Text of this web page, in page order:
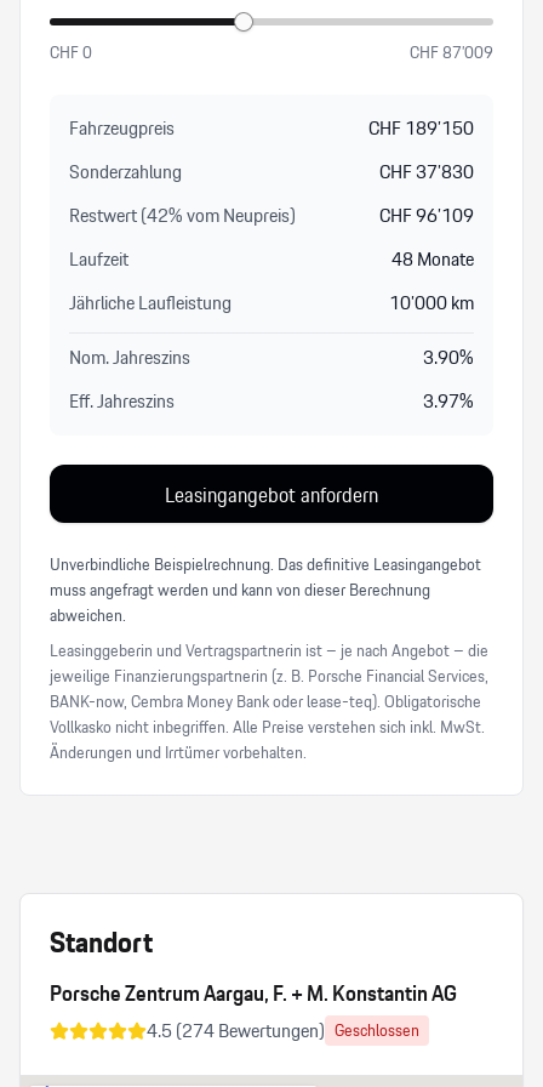
CHF0 CHF87’009
Fahrzeugpreis CHF189’150
Sonderzahlung
CHF37’830
Restwert (42%vom Neupreis) CHF96’109
Laufzeit
48Monate
Jährliche Laufleistung
10’000km
Nom. Jahreszins
3.90%
Eff. Jahreszins
3.97%
Leasingangebot anfordern
Unverbindliche Beispielrechnung. Das definitive Leasingangebot
muss angefragt werden und kann von dieser Berechnung
abweichen.
Leasinggeberin und Vertragspartnerin ist – je nach Angebot – die
jeweilige Finanzierungspartnerin (z. B. Porsche Financial Services,
BANK-now, Cembra Money Bank oder lease-teq). Obligatorische
Vollkasko nicht inbegriffen. Alle Preise verstehen sich inkl. MwSt.
Änderungen und Irrtümer vorbehalten.
Standort
Porsche Zentrum Aargau, F. + M. Konstantin AG
4.5(274Bewertungen) Geschlossen